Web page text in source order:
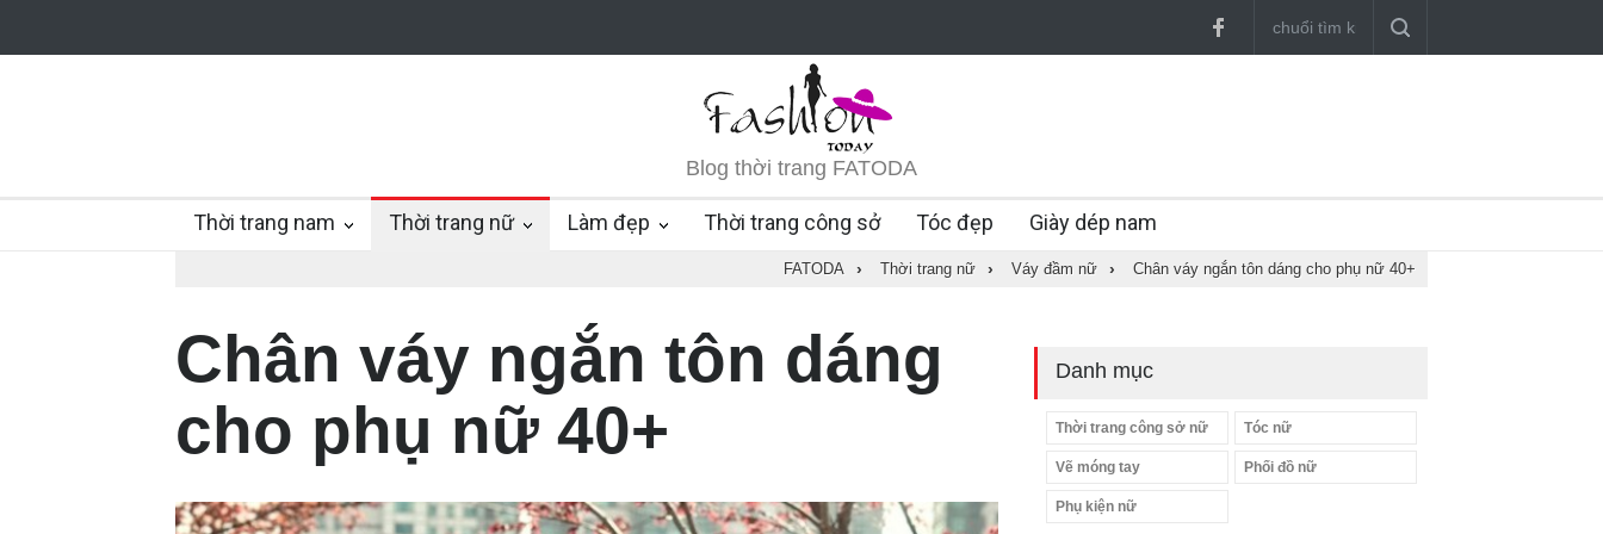
Blog thời trang FATODA
Thời trang nam Thời trang nữ Làm đẹp Thời trang công sở Tóc đẹp Giày dép nam
FATODA › Thời trang nữ › Váy đầm nữ › Chân váy ngắn tôn dáng cho phụ nữ 40+
Chân váy ngắn tôn dáng
cho phụ nữ 40+
Danh mục
Thời trang công sở nữ Tóc nữ
Vẽ móng tay Phối đồ nữ
Phụ kiện nữ